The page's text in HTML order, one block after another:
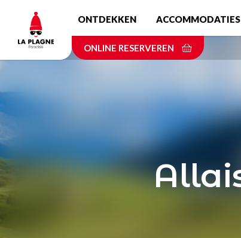
content
ONTDEKKEN ACCOMMODATIES
ONLINE RESERVEREN